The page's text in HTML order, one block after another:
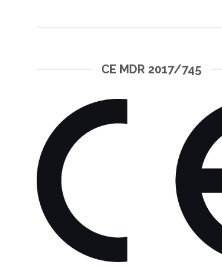
CE MDR 2017/745